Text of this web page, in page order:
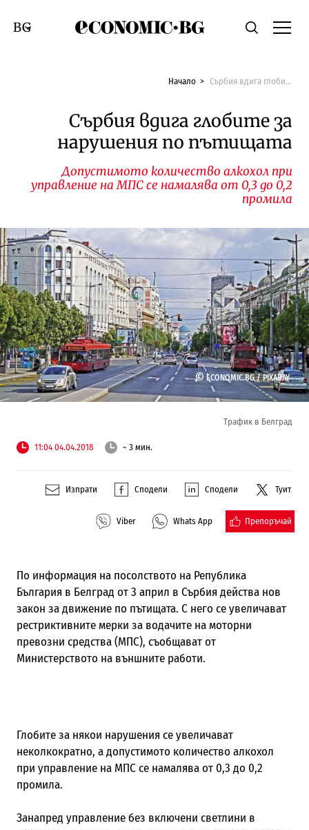
Economic.bgТърсене
Смяна на език
Начало Сърбия вдига глобите за нарушения по пътищата
Сърбия вдига глобите за
нарушения по пътищата
Допустимото количество алкохол при
управление на МПС се намалява от 0,3 до 0,2
промила
© ECONOMIC.BG /PIXABAY
Трафик в Белград
11:04 04.04.2018 ~ 3 мин.
Изпрати Сподели Сподели Туит
Viber Whats App Препоръчай
По информация на посолството на Република
България в Белград от 3 април в Сърбия действа нов
закон за движение по пътищата. С него се увеличават
рестриктивните мерки за водачите на моторни
превозни средства (МПС), съобщават от
Министерството на външните работи.
Глобите за някои нарушения се увеличават
неколкократно, а допустимото количество алкохол
при управление на МПС се намалява от 0,3 до 0,2
промила.
Занапред управление без включени светлини в